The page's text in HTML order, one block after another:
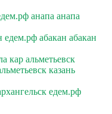
анапа анапа
едем.рф абакан абакан
кар альметьевск
казань
едем.рф